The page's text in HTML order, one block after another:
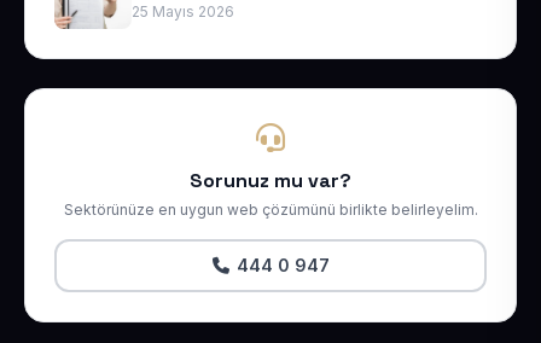
25 Mayıs 2026
Sorunuz mu var?
Sektörünüze en uygun web çözümünü birlikte belirleyelim.
444 0 947